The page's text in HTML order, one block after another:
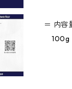
＝ 内容
100g